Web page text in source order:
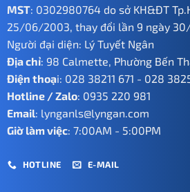
MST: 0302980764 do sở KH&ĐT
25/06/2003, thay đổi lần 9 ngày
Người đại diện: Lý Tuyết Ngân
Địa chỉ: 98 Calmette, Phường Bến
Điện thoại: 028 38211 671 - 028
Hotline / Zalo: 0935 220 981
Email: lynganls@lyngan.com
Giờ làm việc: 7:00AM - 5:00PM
HOTLINE E-MAIL